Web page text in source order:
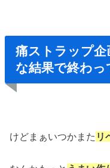
痛ストラップ
な結果で終わ
けどまぁいつかまた リ